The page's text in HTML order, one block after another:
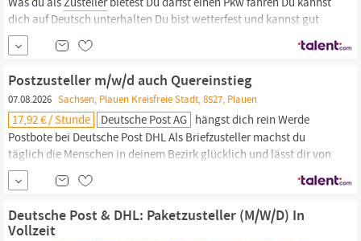
dich auf Deutsch unterhalten Du bist wetterfest und kannst gut
anpacken Du bist zuverlässig und hängst dich rein Werde
Paketzusteller bei Deutsche Post DHL Du begegnest täglich netten
Menschen und bist an fünf Werktagen in der Woche
Postzusteller m/w/d auch Quereinstieg
07.08.2026 Sachsen, Plauen Kreisfreie Stadt, 8527, Plauen
17,92 € / Stunde Deutsche Post AG hängst dich rein Werde
Postbote bei Deutsche Post DHL Als Briefzusteller machst du
täglich die Menschen in deinem Bezirk glücklich und lässt dir von
keinem Wetter die Laune verderben. Auch Quereinsteiger, Rentner
oder Studenten sind bei uns herzlich willkommen, denn du zählst,
wie du bist! Wir freuen uns auf deine Bewerbung als
Zusteller,
besten...
Deutsche Post & DHL: Paketzusteller (M/W/D) In
Vollzeit